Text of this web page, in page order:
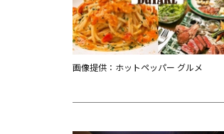
画像提供：ホットペッパー グルメ